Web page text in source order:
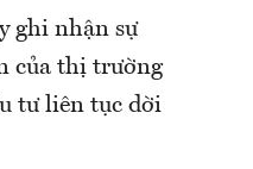
ghi nhận sự
của thị trường
tư liên tục dời